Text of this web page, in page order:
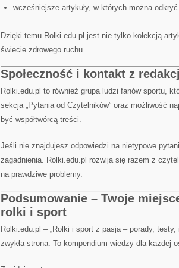
wcześniejsze artykuły, w których można
Dzięki temu Rolki.edu.pl jest nie tylko kolekcją
świecie zdrowego ruchu.
Społeczność i kontakt z
Rolki.edu.pl to również grupa ludzi fanów sportu,
sekcja „Pytania od Czytelników” oraz możliwość
być współtwórcą treści.
Jeśli nie znajdujesz odpowiedzi na nietypowe
zagadnienia. Rolki.edu.pl rozwija się razem z
na prawdziwe problemy.
Podsumowanie – Twoje
rolki i sport
Rolki.edu.pl – „Rolki i sport z pasją – porady,
zwykła strona. To kompendium wiedzy dla każdej